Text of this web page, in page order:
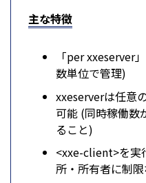
主な特徴
「per xxeserver
数単位で管理)
xxeserverは任意
可能 (同時稼働数
ること)
<xxe-client>を実
所・所有者に制限